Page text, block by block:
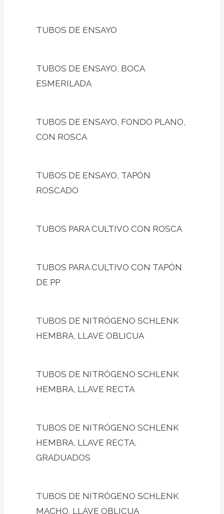
TUBOS DE ENSAYO
TUBOS DE ENSAYO, BOCA
ESMERILADA
TUBOS DE ENSAYO, FONDO PLANO,
CON ROSCA
TUBOS DE ENSAYO, TAPÓN
ROSCADO
TUBOS PARA CULTIVO CON ROSCA
TUBOS PARA CULTIVO CON TAPÓN
DE PP
TUBOS DE NITRÓGENO SCHLENK
HEMBRA, LLAVE OBLICUA
TUBOS DE NITRÓGENO SCHLENK
HEMBRA, LLAVE RECTA
TUBOS DE NITRÓGENO SCHLENK
HEMBRA, LLAVE RECTA,
GRADUADOS
TUBOS DE NITRÓGENO SCHLENK
MACHO, LLAVE OBLICUA